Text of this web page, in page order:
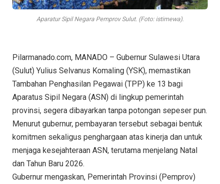
Aparatur Sipil Negara Pemprov Sulut. (Foto: istimewa).
Pilarmanado.com, MANADO – Gubernur Sulawesi Utara
(Sulut) Yulius Selvanus Komaling (YSK), memastikan
Tambahan Penghasilan Pegawai (TPP) ke 13 bagi
Aparatus Sipil Negara (ASN) di lingkup pemerintah
provinsi, segera dibayarkan tanpa potongan sepeser pun.
Menurut gubernur, pembayaran tersebut sebagai bentuk
komitmen sekaligus penghargaan atas kinerja dan untuk
menjaga kesejahteraan ASN, terutama menjelang Natal
dan Tahun Baru 2026.
Gubernur mengaskan, Pemerintah Provinsi (Pemprov)